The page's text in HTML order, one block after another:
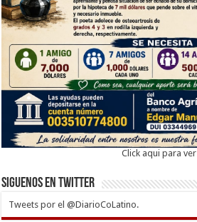
Click aqui para ver
Siguenos en twitter
Tweets por el @DiarioCoLatino.